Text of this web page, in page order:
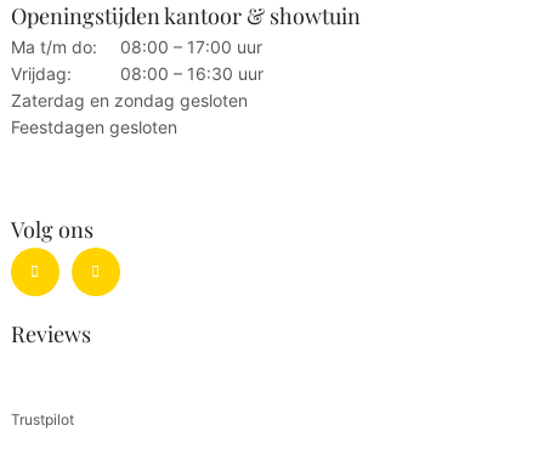
Openingstijden kantoor & showtuin
Ma t/m do:
08:00 – 17:00 uur
Vrijdag:
08:00 – 16:30 uur
Zaterdag en zondag gesloten
Feestdagen gesloten
Volg ons
Reviews
Trustpilot